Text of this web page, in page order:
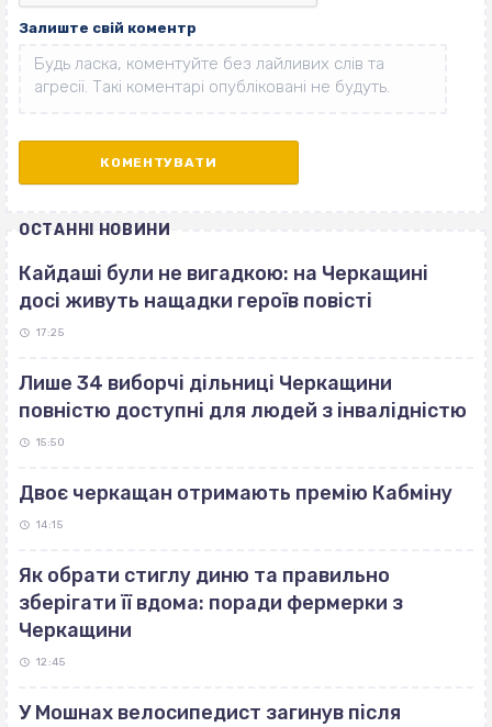
Залиште свій коментр
ОСТАННІ НОВИНИ
Кайдаші були не вигадкою: на Черкащині
досі живуть нащадки героїв повісті
17:25
Лише 34 виборчі дільниці Черкащини
повністю доступні для людей з інвалідністю
15:50
Двоє черкащан отримають премію Кабміну
14:15
Як обрати стиглу диню та правильно
зберігати її вдома: поради фермерки з
Черкащини
12:45
У Мошнах велосипедист загинув після